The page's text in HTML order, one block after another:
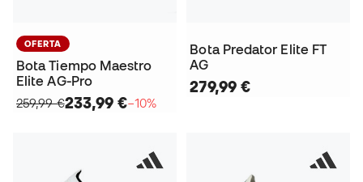
OFERTA
Bota Tiempo Maestro
Elite AG-Pro
259,99 €233,99 €−10%
Bota Predator Elite FT
AG
279,99 €